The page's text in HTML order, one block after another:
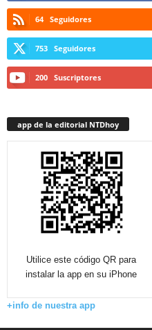
64 Seguidores
753 Seguidores
200 Suscriptores
app de la editorial NTDhoy
Utilice este código QR para
instalar la app en su iPhone
+info de nuestra app